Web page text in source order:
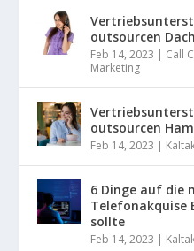
outsourcen
Feb 14, 2023 | Call
Marketing
outsourcen
Feb 14, 2023 |
6 Dinge auf die
Telefonakquise
sollte
Feb 14, 2023 |